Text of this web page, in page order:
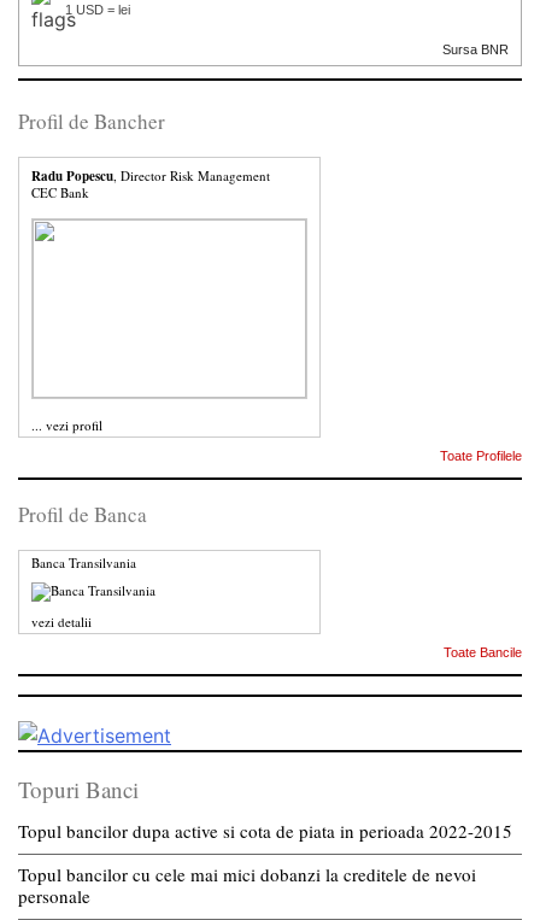
1 USD = lei
Sursa BNR
Profil de Bancher
Radu Popescu , Director Risk Management
CEC Bank
... vezi profil
Toate Profilele
Profil de Banca
Banca Transilvania
vezi detalii
Toate Bancile
Topuri Banci
Topul bancilor dupa active si cota de piata in perioada 2022-2015
Topul bancilor cu cele mai mici dobanzi la creditele de nevoi
personale